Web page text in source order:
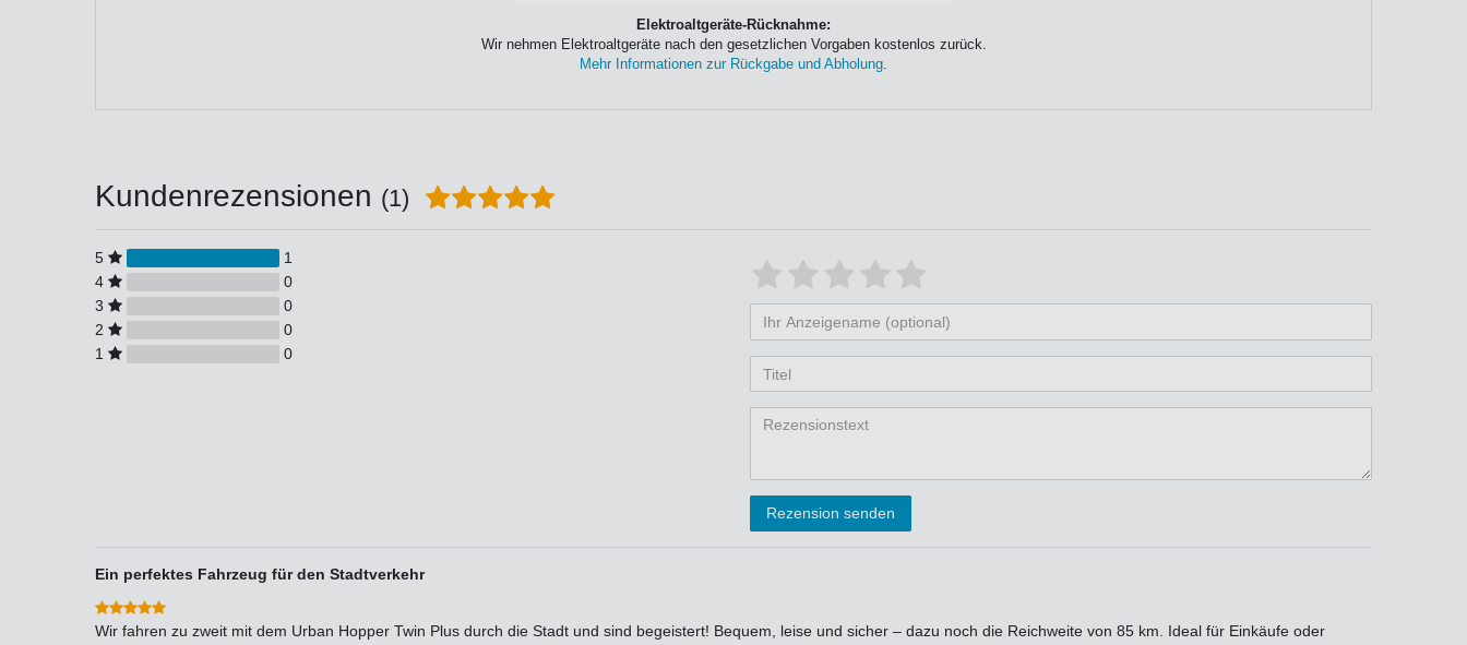
Elektroaltgeräte-Rücknahme:
Wir nehmen Elektroaltgeräte nach den gesetzlichen Vorgaben kostenlos zurück.
Mehr Informationen zur Rückgabe und Abholung.
Kundenrezensionen (1)
5
1
4
0
3
0
2
0
1
0
Bewertungssterne
von
5
Bewertungssternen
4
von
5
Bewertungssternen
3
von
5
Bewertungssternen
2
von
5
Bewertungssternen
1
von
5
Bewertungssternen
Anzeigename
(optional)
Rezension senden
Ein perfektes Fahrzeug für den Stadtverkehr
Wir fahren zu zweit mit dem Urban Hopper Twin Plus durch die Stadt und sind begeistert! Bequem, leise und sicher – dazu noch die Reichweite von 85 km. Ideal für Einkäufe oder